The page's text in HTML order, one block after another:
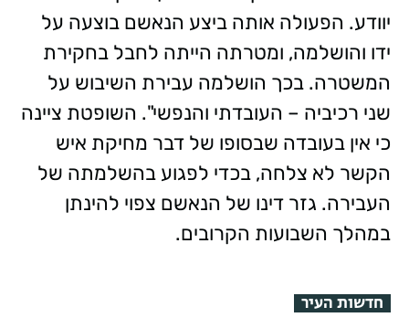
יוודע. הפעולה אותה ביצע הנאשם בוצעה על
ידו והושלמה, ומטרתה הייתה לחבל בחקירת
המשטרה. בכך הושלמה עבירת השיבוש על
שני רכיביה – העובדתי והנפשי". השופטת ציינה
כי אין בעובדה שבסופו של דבר מחיקת איש
הקשר לא צלחה, בכדי לפגוע בהשלמתה של
העבירה. גזר דינו של הנאשם צפוי להינתן
במהלך השבועות הקרובים.
חדשות העיר